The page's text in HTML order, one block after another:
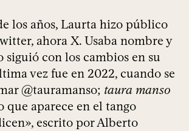
los años, Laurta hizo público
ahora X. Usaba nombre y
siguió con los cambios en su
vez fue en 2022, cuando se
@tauramanso; taura manso
que aparece en el tango
escrito por Alberto